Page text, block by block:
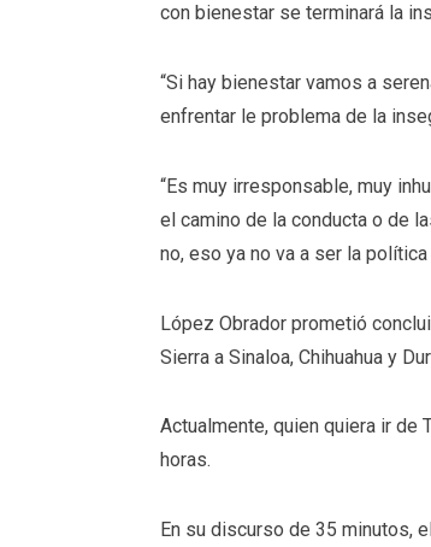
con bienestar se terminará la
“Si hay bienestar vamos a
enfrentar le problema de la
“Es muy irresponsable, muy
el camino de la conducta o de
no, eso ya no va a ser la
López Obrador prometió
Sierra a Sinaloa, Chihuahua y
Actualmente, quien quiera ir de
horas.
En su discurso de 35 minutos,